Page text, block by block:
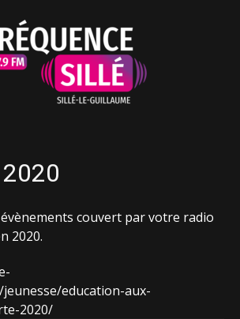
couvert par votre radio
2020.
education-aux-
2020/